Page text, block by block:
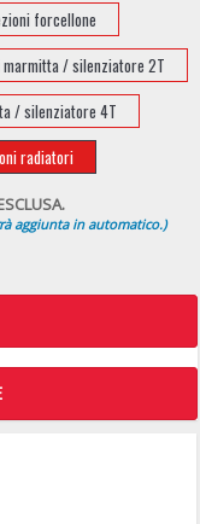
forcellone
/ silenziatore 2T
/ silenziatore 4T
radiatori
aggiunta in automatico.)